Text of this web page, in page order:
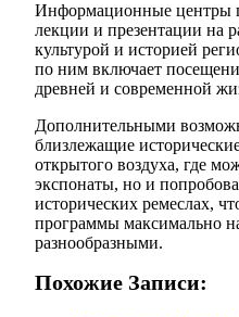
Информационные центры
лекции и презентации на
культурой и историей
по ним включает
древней и современной
Дополнительными
близлежащие
открытого воздуха, где
экспонаты, но и
исторических ремеслах,
программы максимально
разнообразными.
Похожие Записи: